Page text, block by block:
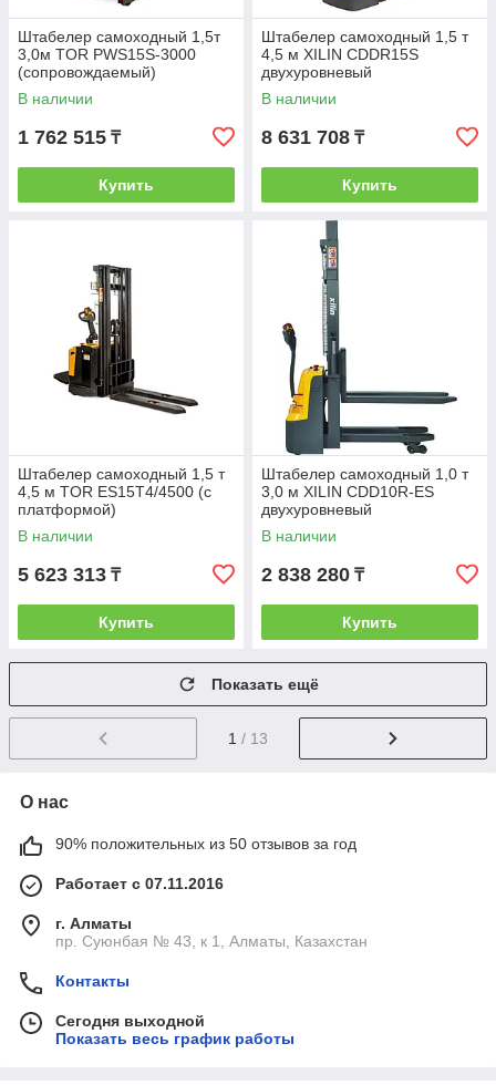
Штабелер самоходный 1,5т
3,0м TOR PWS15S-3000
(сопровождаемый)
В наличии
1 762 515 ₸
Купить
Штабелер самоходный 1,5 т
4,5 м XILIN CDDR15S
двухуровневый
(сопровождаемый)
В наличии
8 631 708 ₸
Купить
Штабелер самоходный 1,5 т
4,5 м TOR ES15T4/4500 (с
платформой)
В наличии
5 623 313 ₸
Купить
Штабелер самоходный 1,0 т
3,0 м XILIN CDD10R-ES
двухуровневый
(сопровождаемый)
В наличии
2 838 280 ₸
Купить
Показать ещё
1 / 13
О нас
90% положительных из 50 отзывов за год
Работает с 07.11.2016
г. Алматы
пр. Суюнбая № 43, к 1, Алматы, Казахстан
Контакты
Сегодня выходной
Показать весь график работы